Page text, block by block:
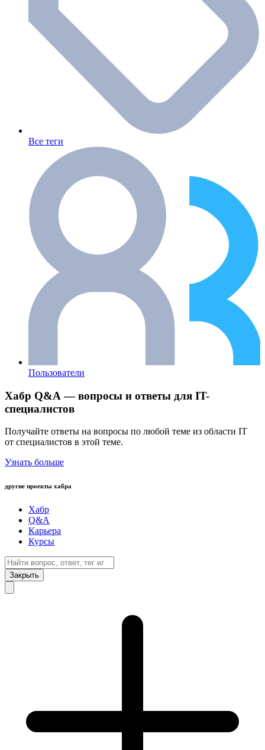
Все теги
Пользователи
Хабр Q&A — вопросы и ответы для IT-
специалистов
Получайте ответы на вопросы по любой теме из области IT
от специалистов в этой теме.
Узнать больше
другие проекты хабра
Хабр
Q&A
Карьера
Курсы
Закрыть